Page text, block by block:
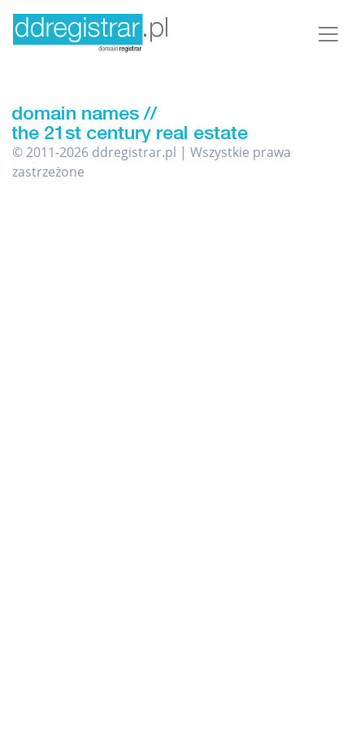
© 2011-2026 ddregistrar.pl | Wszystkie prawa
zastrzeżone